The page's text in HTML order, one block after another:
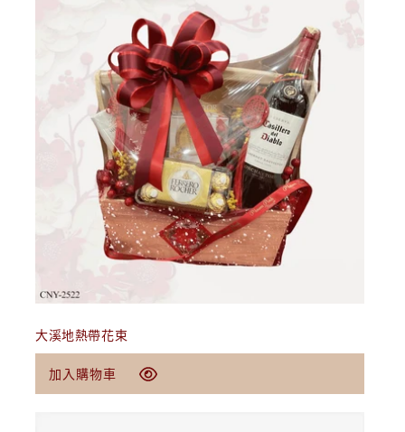
大溪地熱帶花束
定
價
$89.00 USD
加入購物車